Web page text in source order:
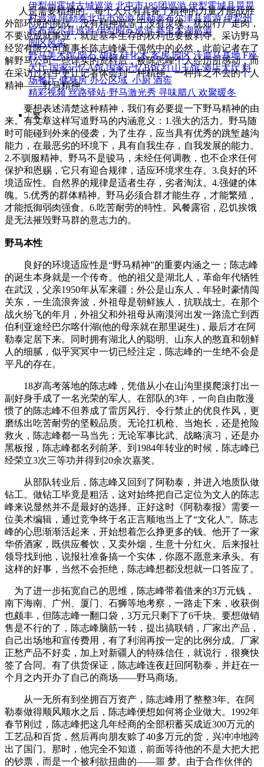
伊犁州霍城古城巡游 北屯市185团巡游 伊犁霍城县晃晃
村巡游 阿勒泰北屯市巡游 阿勒泰布尔津县巡游 伊犁州
察布查尔县巡游 伊犁昭苏巡游 赛里木湖巡游
园区风采
野马美术馆 陨石 胡杨 硅化木 客房 园区 汗血马基地 F座
大厅 国家记忆A馆 国家记忆B馆 红山玉馆 酒店大厅 料
场餐厅 健身房 办公区域 小厨 酒窖
精彩视频 丝路驿站·野马激光秀 寻味腊八 欢聚暖冬
繁
人是需要精神的。每个人只有具备了精神的力量才能战胜
外部环境的挑战。没有精神就等于没有灵魂，犹如行尸走肉，
不要说成就事业，就是基本生存的权利也要被剥夺。采访野马
经贸有限公司董事长陈志峰缘于偶然中的必然，此前记者在了
解野马公司一些详实的资料后，被陈志峰个人经历所感动，而
在采访过程中更让记者体会到一种精神、一种挥之不去的个人
精神——野马精神。
要想表述清楚这种精神，我们有必要提一下野马精神的由
来。有文章这样写道野马的内涵意义：1.强大的活力。野马随
时可能碰到外来的侵袭，为了生存，应当具有优秀的跳堑越沟
能力，在最恶劣的环境下，具有自我生存，自我发展的能力。
2.不驯服精神。野马不是骏马，未经任何调教，也不企求任何
保护和恩赐，它只有迎合规律，适应环境求生存。3.良好的环
境适应性。自然界的规律是适者生存，劣者淘汰。4.强健的体
魄。5.优秀的群体精神。野马必须合群才能生存，才能繁殖，
才能抵御弱肉强食。6.吃苦耐劳的特性。风餐露宿，忍饥挨饿
是无法摧毁野马群的意志力的。
野马本性
良好的环境适应性是“野马精神”的重要内涵之一；陈志峰
的诞生本身就是一个传奇。他的祖父是湖北人，革命年代牺牲
在武汉，父亲1950年从军来疆；外公是山东人，年轻时豪情闯
关东，一生流浪奔波，外祖母是朝鲜族人，抗联战士。在那个
战火纷飞的年月，外祖父和外祖母从南漠河出发一路流亡到西
伯利亚途经巴尔喀什湖(他的母亲就在那里诞生)，最后才在阿
勒泰定居下来。同时拥有湖北人的聪明、山东人的憨直和朝鲜
人的细腻，似乎冥冥中一切已经注定，陈志峰的一生绝不会是
平凡的存在。
18岁高考落地的陈志峰，凭借从小在山沟里摸爬滚打出一
副好身手成了一名光荣的军人。在部队的3年，一向自由散漫
惯了的陈志峰不但养成了雷厉风行、令行禁止的优良作风，更
磨练出吃苦耐劳的坚毅品质。无论扛机枪、当炮长，还是抢险
救火，陈志峰都一马当先；无论军事比武、战略演习，还是办
黑板报，陈志峰都名列前茅。到1984年转业的时候，陈志峰已
经荣立3次三等功并得到20余次嘉奖。
从部队转业后，陈志峰又回到了阿勒泰，并进入地质队做
钻工。做钻工毕竟是粗活，这对始终把自己定位为文人的陈志
峰来说显然并不是最好的选择。正好这时《阿勒泰报》需要一
位美术编辑，通过竞争终于名正言顺地当上了“文化人”。陈志
峰的心思渐渐活起来，开始想着怎么挣更多的钱。他开了一家
华侨酒家，既供应餐饮，又卖外烟，生意十分红火。后来报社
领导找到他，说报社准备搞一个实体，你愿不愿意来承头。有
这样的好事，当然不会拒绝，陈志峰想都没想就一口答应了。
为了进一步拓宽自己的思维，陈志峰带着借来的3万元钱，
南下海南、广州、厦门、石狮等地考察，一路走下来，收获倒
也颇丰，但陈志峰一翻口袋，3万元只剩下了6千块。要想做销
售是不行的了，陈志峰脑筋一转，提出搞联销，厂家出产品，
自己出场地和宣传费用，有了利润再按一定的比例分成。厂家
正愁产品不好卖，加上对新疆人的特殊信任，就说行，很爽快
签了合同。有了供货保证，陈志峰连夜赶回阿勒泰，并赶在一
个月之内开办了自己的商场——野马商场。
从一无所有到坐拥百万资产，陈志峰用了整整3年。在阿
勒泰做得顺风顺水之后，陈志峰便想如何将企业做大。1992年
春节刚过，陈志峰把这几年经商的全部积蓄买成近300万元的
工艺品和百货，然后再向朋友赊了40多万元的货，兴冲冲地跨
出了国门。那时，他完全不知道，前面等待他的不是大把大把
的钞票，而是一个被利欲扭曲的——噩 梦。由于合作伙伴的